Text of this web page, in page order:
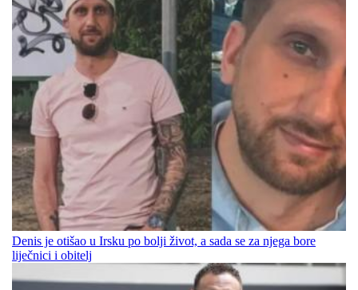
Denis je otišao u Irsku po bolji život, a sada se za njega bore
liječnici i obitelj